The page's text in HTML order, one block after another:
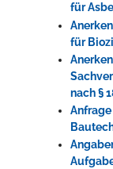
für
für
nach §